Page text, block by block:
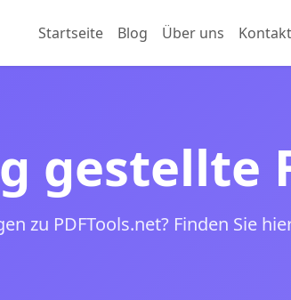
Startseite Blog Über uns Kontakt
gestellte
zu PDFTools.net? Finden Sie